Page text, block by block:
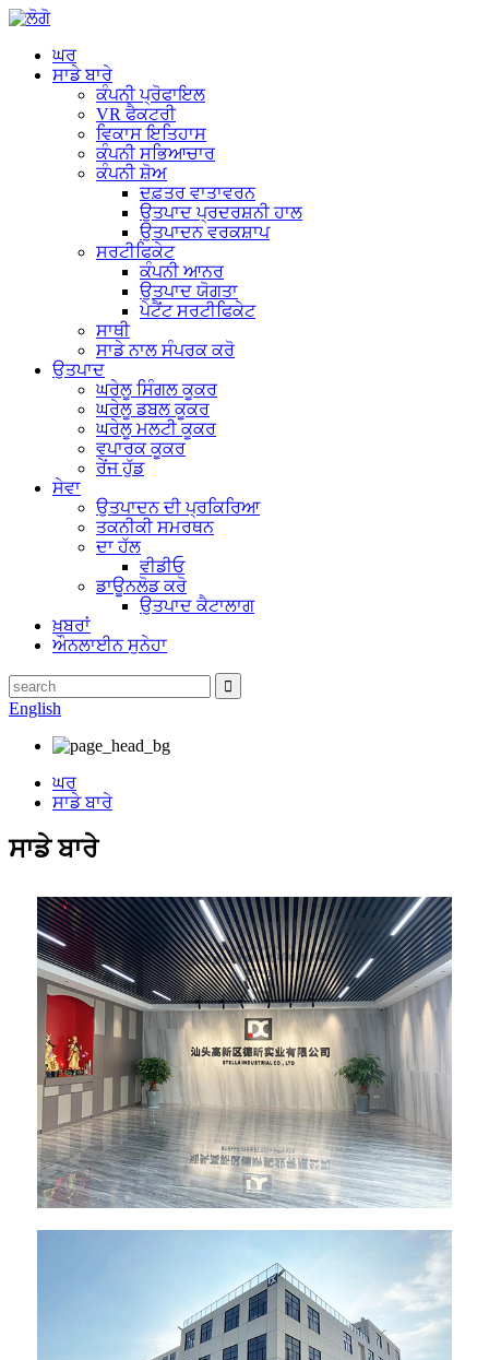
ਘਰ
ਸਾਡੇ ਬਾਰੇ
ਕੰਪਨੀ ਪ੍ਰੋਫਾਇਲ
VR ਫੈਕਟਰੀ
ਵਿਕਾਸ ਇਤਿਹਾਸ
ਕੰਪਨੀ ਸਭਿਆਚਾਰ
ਕੰਪਨੀ ਸ਼ੋਅ
ਦਫ਼ਤਰ ਵਾਤਾਵਰਨ
ਉਤਪਾਦ ਪ੍ਰਦਰਸ਼ਨੀ ਹਾਲ
ਉਤਪਾਦਨ ਵਰਕਸ਼ਾਪ
ਸਰਟੀਫਿਕੇਟ
ਕੰਪਨੀ ਆਨਰ
ਉਤਪਾਦ ਯੋਗਤਾ
ਪੇਟੈਂਟ ਸਰਟੀਫਿਕੇਟ
ਸਾਥੀ
ਸਾਡੇ ਨਾਲ ਸੰਪਰਕ ਕਰੋ
ਉਤਪਾਦ
ਘਰੇਲੂ ਸਿੰਗਲ ਕੂਕਰ
ਘਰੇਲੂ ਡਬਲ ਕੂਕਰ
ਘਰੇਲੂ ਮਲਟੀ ਕੂਕਰ
ਵਪਾਰਕ ਕੂਕਰ
ਰੇਂਜ ਹੁੱਡ
ਸੇਵਾ
ਉਤਪਾਦਨ ਦੀ ਪ੍ਰਕਿਰਿਆ
ਤਕਨੀਕੀ ਸਮਰਥਨ
ਦਾ ਹੱਲ
ਵੀਡੀਓ
ਡਾਊਨਲੋਡ ਕਰੋ
ਉਤਪਾਦ ਕੈਟਾਲਾਗ
ਖ਼ਬਰਾਂ
ਔਨਲਾਈਨ ਸੁਨੇਹਾ
English
ਘਰ
ਸਾਡੇ ਬਾਰੇ
ਸਾਡੇ ਬਾਰੇ